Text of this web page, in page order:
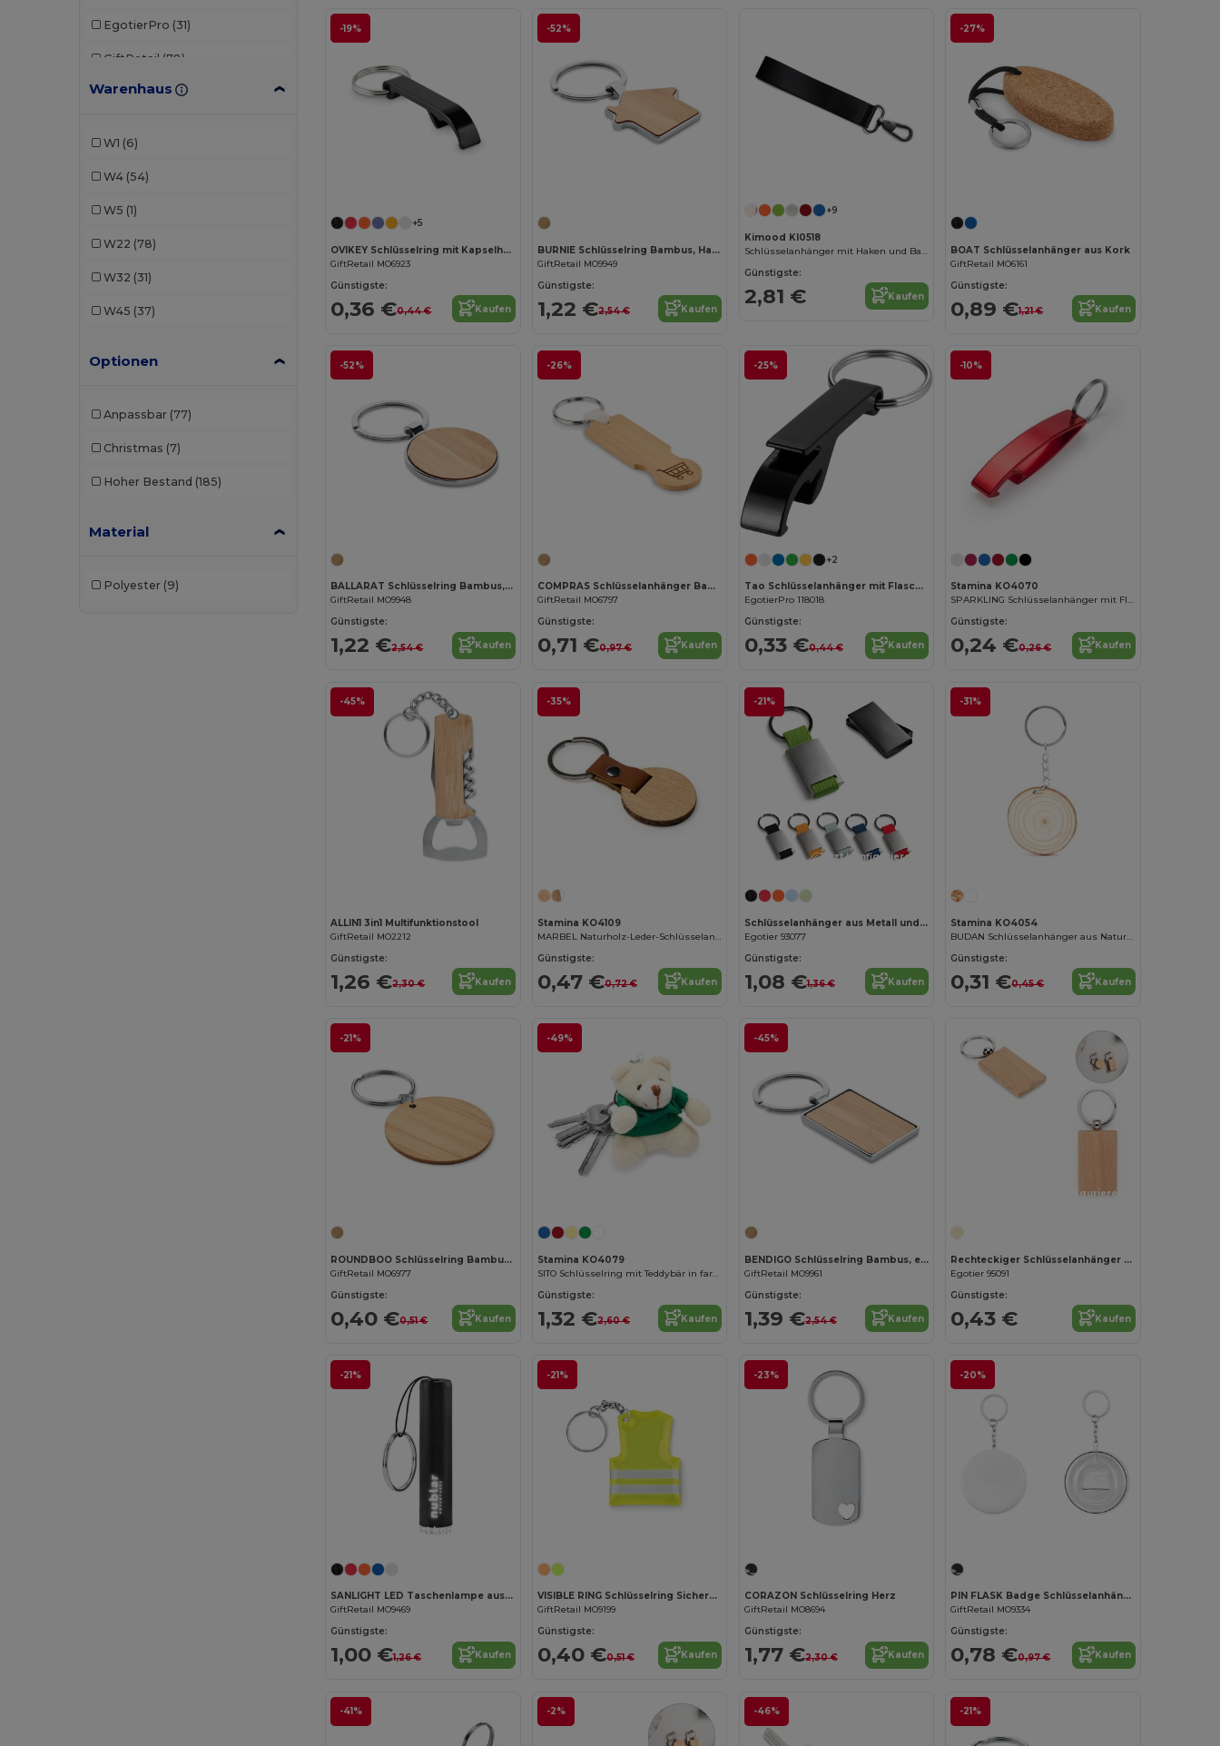
EgotierPro (31)
GiftRetail (78)
Kimood (1)
Warenhaus
W1 (6)
W4 (54)
W5 (1)
W22 (78)
W32 (31)
W45 (37)
Optionen
Anpassbar (77)
Christmas (7)
Hoher Bestand (185)
Material
Polyester (9)
-19%
+5
OVIKEY Schlüsselring mit Kapselheber
GiftRetail MO6923
Günstigste:
0,36 €0,44 € Kaufen
-52%
BURNIE Schlüsselring Bambus, Haus
GiftRetail MO9949
Günstigste:
1,22 €2,54 € Kaufen
+9
Kimood KI0518
Günstigste:
2,81 € Kaufen
-27%
BOAT Schlüsselanhänger aus Kork
GiftRetail MO6161
Günstigste:
0,89 €1,21 € Kaufen
-52%
BALLARAT Schlüsselring Bambus, rund
GiftRetail MO9948
Günstigste:
1,22 €2,54 € Kaufen
-26%
COMPRAS Schlüsselanhänger Bambus
GiftRetail MO6797
Günstigste:
0,71 €0,97 € Kaufen
-25%
+2
Tao Schlüsselanhänger mit Flaschen- und Dosenöffner
EgotierPro 118018
Günstigste:
0,33 €0,44 € Kaufen
-10%
Stamina KO4070
SPARKLING Schlüsselanhänger mit Flaschenöffner aus Aluminum
Günstigste:
0,24 €0,26 € Kaufen
-45%
ALLIN1 3in1 Multifunktionstool
GiftRetail MO2212
Günstigste:
1,26 €2,30 € Kaufen
-35%
Stamina KO4109
MARBEL Naturholz-Leder-Schlüsselanhänger
Günstigste:
0,47 €0,72 € Kaufen
-21%
Jetzt konfigurieren!
Schlüsselanhänger aus Metall und Gurtband
Egotier 93077
Günstigste:
1,08 €1,36 € Kaufen
-31%
Stamina KO4054
BUDAN Schlüsselanhänger aus Naturholz mit Metallring
Günstigste:
0,31 €0,45 € Kaufen
-21%
ROUNDBOO Schlüsselring Bambus, rund
GiftRetail MO6977
Günstigste:
0,40 €0,51 € Kaufen
-49%
Stamina KO4079
Günstigste:
1,32 €2,60 € Kaufen
-45%
BENDIGO Schlüsselring Bambus, eckig
GiftRetail MO9961
Günstigste:
1,39 €2,54 € Kaufen
Jetzt konfigurieren!
Rechteckiger Schlüsselanhänger aus Buchenholz
Egotier 95091
Günstigste:
0,43 € Kaufen
-21%
Jetzt konfigurieren!
SANLIGHT LED Taschenlampe aus Plastik
GiftRetail MO9469
Günstigste:
1,00 €1,26 € Kaufen
-21%
VISIBLE RING Schlüsselring Sicherheitsweste
GiftRetail MO9199
Günstigste:
0,40 €0,51 € Kaufen
-23%
CORAZON Schlüsselring Herz
GiftRetail MO8694
Günstigste:
1,77 €2,30 € Kaufen
-20%
PIN FLASK Badge Schlüsselanhänger
GiftRetail MO9334
Günstigste:
0,78 €0,97 € Kaufen
-41% -2% -46% -21%